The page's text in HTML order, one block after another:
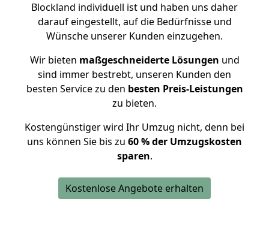
Blockland individuell ist und haben uns daher
darauf eingestellt, auf die Bedürfnisse und
Wünsche unserer Kunden einzugehen.
Wir bieten maßgeschneiderte Lösungen und
sind immer bestrebt, unseren Kunden den
besten Service zu den besten Preis-Leistungen
zu bieten.
Kostengünstiger wird Ihr Umzug nicht, denn bei
uns können Sie bis zu 60 % der Umzugskosten
sparen.
Kostenlose Angebote erhalten